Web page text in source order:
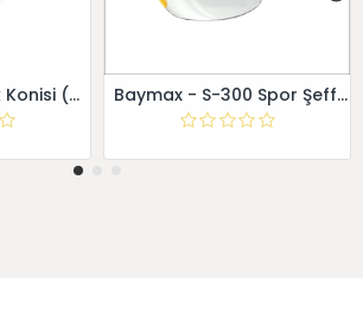
93 cm PVC Trafik Konisi (Çift reflektifli) - - Dörtgen Baymax - S-300 Spor Şeffaf Gözlük